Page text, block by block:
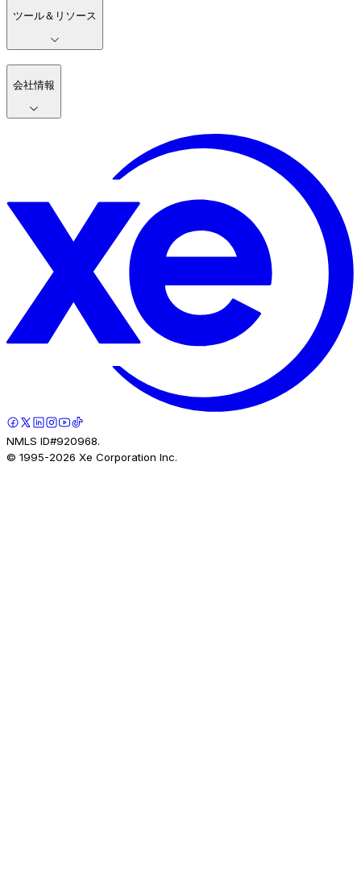
ツール＆リソース
会社情報
NMLS ID#920968.
© 1995-2026 Xe Corporation Inc.